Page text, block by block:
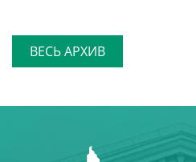
ВЕСЬ АРХИВ